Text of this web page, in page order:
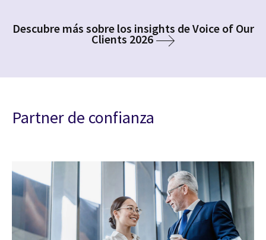
Descubre más sobre los insights de Voice of Our
Clients 2026
Partner de confianza